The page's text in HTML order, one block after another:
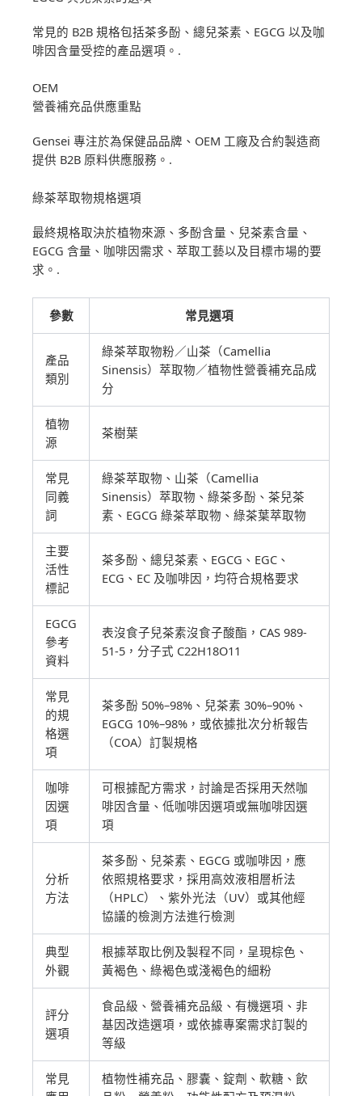
常見的 B2B 規格包括茶多酚、總兒茶素、EGCG 以及咖
啡因含量受控的產品選項。.
OEM
營養補充品供應重點
Gensei 專注於為保健品品牌、OEM 工廠及合約製造商
提供 B2B 原料供應服務。.
綠茶萃取物規格選項
最終規格取決於植物來源、多酚含量、兒茶素含量、
EGCG 含量、咖啡因需求、萃取工藝以及目標市場的要
求。.
參數 常見選項
產品
類別
綠茶萃取物粉／山茶（Camellia
Sinensis）萃取物／植物性營養補充品成
分
植物
源
茶樹葉
常見
同義
詞
綠茶萃取物、山茶（Camellia
Sinensis）萃取物、綠茶多酚、茶兒茶
素、EGCG 綠茶萃取物、綠茶葉萃取物
主要
活性
標記
茶多酚、總兒茶素、EGCG、EGC、
ECG、EC 及咖啡因，均符合規格要求
EGCG
參考
資料
表沒食子兒茶素沒食子酸酯，CAS 989-
51-5，分子式 C22H18O11
常見
的規
格選
項
茶多酚 50%–98%、兒茶素 30%–90%、
EGCG 10%–98%，或依據批次分析報告
（COA）訂製規格
咖啡
因選
項
可根據配方需求，討論是否採用天然咖
啡因含量、低咖啡因選項或無咖啡因選
項
分析
方法
茶多酚、兒茶素、EGCG 或咖啡因，應
依照規格要求，採用高效液相層析法
（HPLC）、紫外光法（UV）或其他經
協議的檢測方法進行檢測
典型
外觀
根據萃取比例及製程不同，呈現棕色、
黃褐色、綠褐色或淺褐色的細粉
評分
選項
食品級、營養補充品級、有機選項、非
基因改造選項，或依據專案需求訂製的
等級
常見
植物性補充品、膠囊、錠劑、軟糖、飲